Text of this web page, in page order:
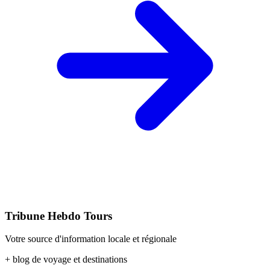
Tribune Hebdo Tours
Votre source d'information locale et régionale
+ blog de voyage et destinations